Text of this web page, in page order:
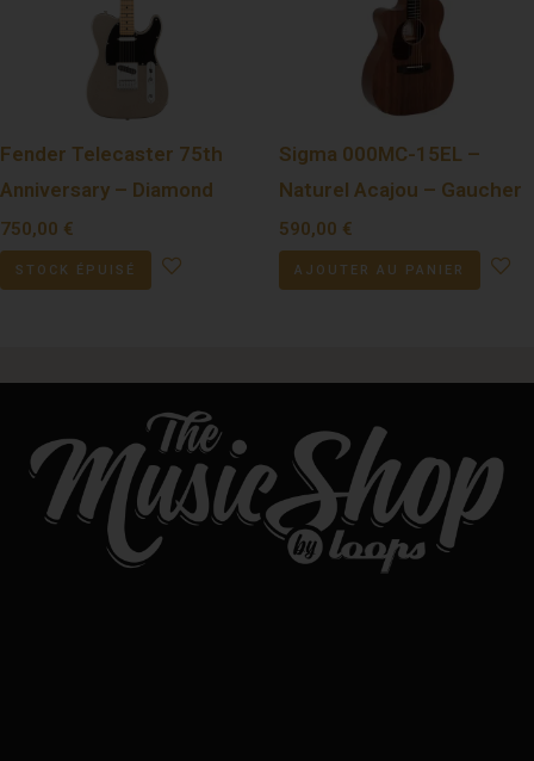
Fender Telecaster 75th
Anniversary – Diamond
750,00 €
STOCK ÉPUISÉ
Sigma 000MC-15EL –
Naturel Acajou – Gaucher
590,00 €
AJOUTER AU PANIER